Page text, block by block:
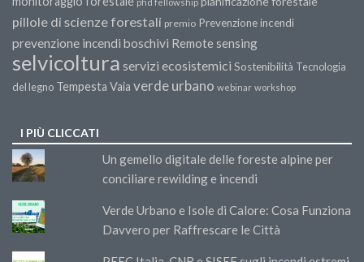
pillole di scienze forestali premio Prevenzione incendi
prevenzione incendi boschivi Remote sensing
selvicoltura servizi ecosistemici Sostenibilità Tecnologia
del legno Tempesta Vaia verde urbano webinar workshop
I PIÙ CLICCATI
Un gemello digitale delle foreste alpine per
conciliare rewilding e incendi
Verde Urbano e Isole di Calore: Cosa Funziona
Davvero per Raffrescare le Città